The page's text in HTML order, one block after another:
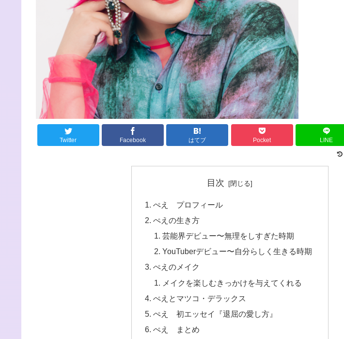
Twitter Facebook はてブ Pocket LINE
目次
ぺえ プロフィール
ぺえの生き方
芸能界デビュー〜無理をしすぎた時期
YouTuberデビュー〜自分らしく生きる時期
ぺえのメイク
メイクを楽しむきっかけを与えてくれる
ぺえとマツコ・デラックス
ぺえ 初エッセイ『退屈の愛し方』
ぺえ まとめ